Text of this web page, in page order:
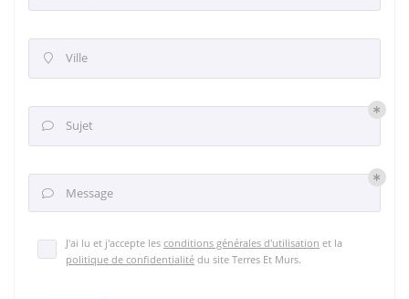
 Ville
 Sujet
 Message
J'ai lu et j'accepte les conditions générales d'utilisation et la
politique de confidentialité du site Terres Et Murs.